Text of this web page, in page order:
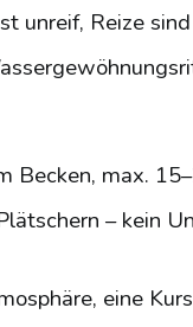
unreif, Reize
Becken, max.
– kein
eine